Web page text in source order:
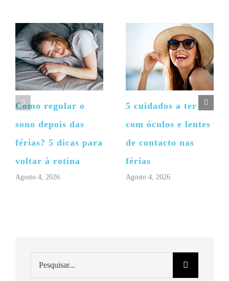
Como regular o
sono depois das
férias? 5 dicas para
voltar à rotina
Agosto 4, 2026
5 cuidados a ter
com óculos e lentes
de contacto nas
férias
Agosto 4, 2026